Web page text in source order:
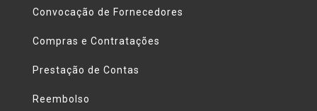
Convocação de Fornecedores
Compras e Contratações
Prestação de Contas
Reembolso